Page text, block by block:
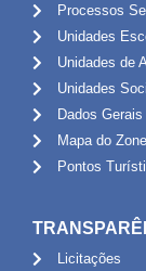
Processos
Unidades
Unidades de
Unidades
Dados Gerais
Mapa do
Pontos
Licitações